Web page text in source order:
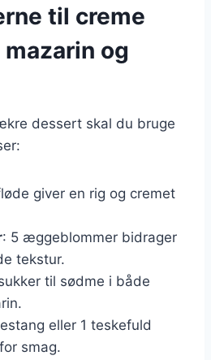
til creme
og
dessert skal du bruge
giver en rig og cremet
: 5 æggeblommer bidrager
tekstur.
til sødme i både
eller 1 teskefuld
smag.